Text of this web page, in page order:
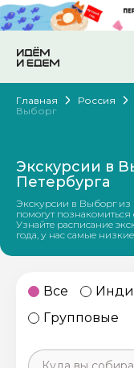
Главная Россия
Выборг
Экскурсии в
Петербурга
Экскурсии в Выборг из
помогут
Узнайте расписание
года, у нас самые
Все
Групповые